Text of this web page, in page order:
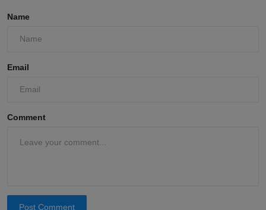
Name
Email
Comment
Post Comment